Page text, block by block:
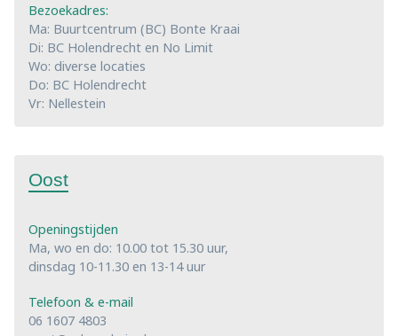
Bezoekadres:
Ma: Buurtcentrum (BC) Bonte Kraai
Di: BC Holendrecht en No Limit
Wo: diverse locaties
Do: BC Holendrecht
Vr: Nellestein
Oost
Openingstijden
Ma, wo en do: 10.00 tot 15.30 uur,
dinsdag 10-11.30 en 13-14 uur
Telefoon & e-mail
06 1607 4803